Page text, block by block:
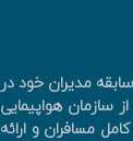
مدیران خود در
مجوزهای لازم از سازمان هواپیمایی
مسافران و ارائه